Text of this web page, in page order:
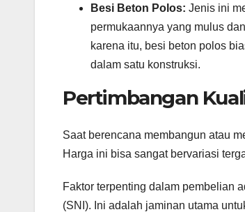
Besi Beton Polos: Jenis ini
permukaannya yang mulus
karena itu, besi beton polos
dalam satu konstruksi.
Pertimbangan
Saat berencana membangun atau
Harga ini bisa sangat bervariasi
Faktor terpenting dalam pembelian
(SNI). Ini adalah jaminan utama